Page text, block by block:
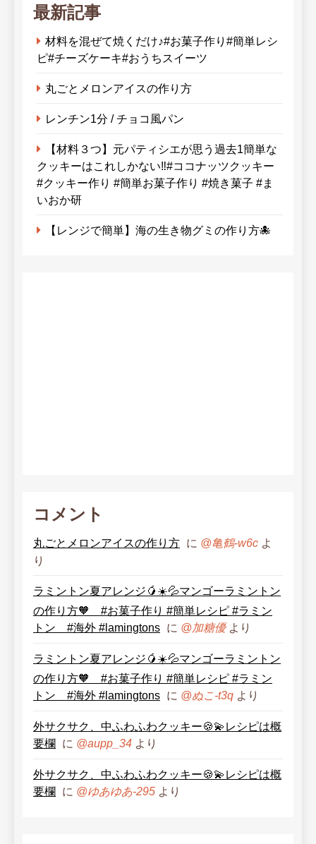
最新記事
材料を混ぜて焼くだけ♪#お菓子作り#簡単レシ
ピ#チーズケーキ#おうちスイーツ
丸ごとメロンアイスの作り方
レンチン1分 / チョコ風パン
【材料３つ】元パティシエが思う過去1簡単な
クッキーはこれしかない‼︎#ココナッツクッキー
#クッキー作り #簡単お菓子作り #焼き菓子 #ま
いおか研
【レンジで簡単】海の生き物グミの作り方🐙
コメント
丸ごとメロンアイスの作り方 に @亀鶴-w6c よ
り
ラミントン夏アレンジ🥭☀️💦マンゴーラミントン
の作り方🧡 #お菓子作り #簡単レシピ #ラミン
トン #海外 #lamingtons に @加糖優より
ラミントン夏アレンジ🥭☀️💦マンゴーラミントン
の作り方🧡 #お菓子作り #簡単レシピ #ラミン
トン #海外 #lamingtons に @ぬこ-t3q より
外サクサク、中ふわふわクッキー🍪💫レシピは概
要欄 に @aupp_34 より
外サクサク、中ふわふわクッキー🍪💫レシピは概
要欄 に @ゆあゆあ-295 より